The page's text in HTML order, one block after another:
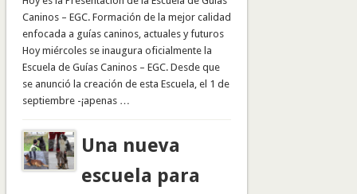
Caninos – EGC. Formación de la mejor calidad
enfocada a guías caninos, actuales y futuros
Hoy miércoles se inaugura oficialmente la
Escuela de Guías Caninos – EGC. Desde que
se anunció la creación de esta Escuela, el 1 de
septiembre -¡apenas …
Una nueva
escuela para